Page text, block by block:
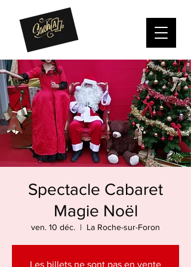
Spectacle Cabaret
Magie Noël
ven. 10 déc.
  |
La Roche-sur-Foron
Les billets ne sont pas en vente